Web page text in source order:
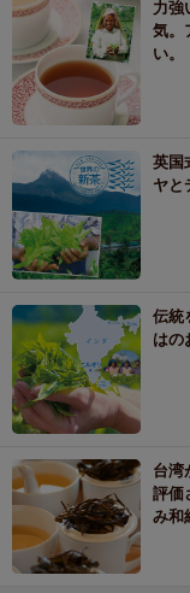
力強
気。
い。
英国
ヤと
伝統
はの
台湾
評価
み和